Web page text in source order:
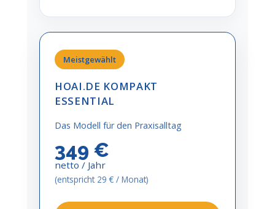
Meistgewählt
HOAI.DE KOMPAKT
ESSENTIAL
Das Modell für den Praxisalltag
349 €
netto / Jahr
(entspricht 29 € / Monat)